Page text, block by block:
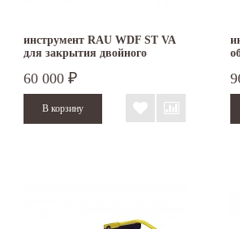
инструмент RAU WDF ST VA
для закрытия двойного
60 000 ₽